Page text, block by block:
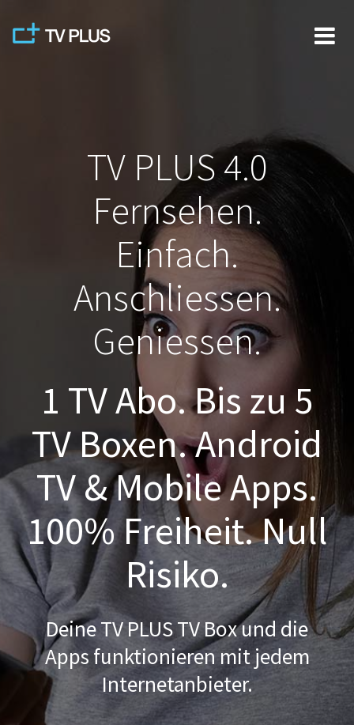
TV PLUS 4.0
Fernsehen.
Einfach.
Anschliessen.
Geniessen.
1 TV Abo. Bis zu 5
TV Boxen. Android
TV & Mobile Apps.
100% Freiheit. Null
Risiko.
Deine TV PLUS TV Box und die
Apps funktionieren mit jedem
Internetanbieter.